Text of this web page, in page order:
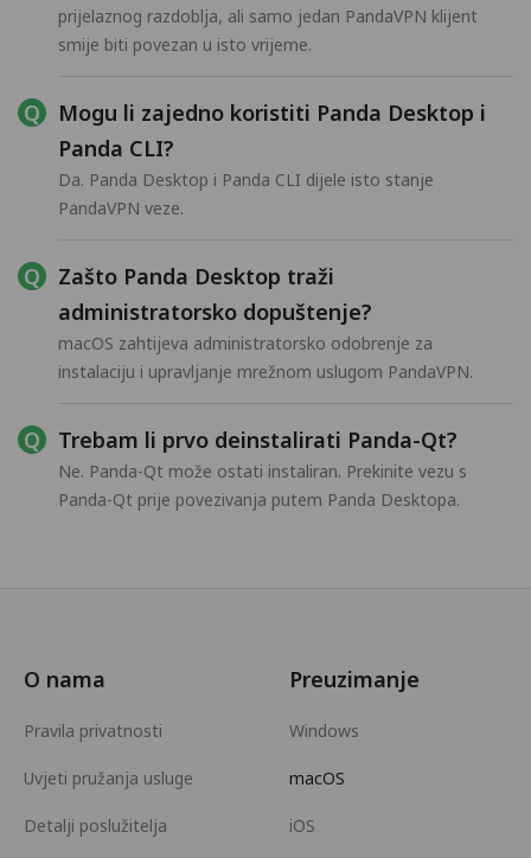
prijelaznog razdoblja, ali samo jedan PandaVPN klijent
smije biti povezan u isto vrijeme.
Mogu li zajedno koristiti Panda Desktop i
Panda CLI?
Da. Panda Desktop i Panda CLI dijele isto stanje
PandaVPN veze.
Zašto Panda Desktop traži
administratorsko dopuštenje?
macOS zahtijeva administratorsko odobrenje za
instalaciju i upravljanje mrežnom uslugom PandaVPN.
Trebam li prvo deinstalirati Panda-Qt?
Ne. Panda-Qt može ostati instaliran. Prekinite vezu s
Panda-Qt prije povezivanja putem Panda Desktopa.
O nama
Pravila privatnosti
Uvjeti pružanja usluge
Detalji poslužitelja
Preuzimanje
Windows
macOS
iOS